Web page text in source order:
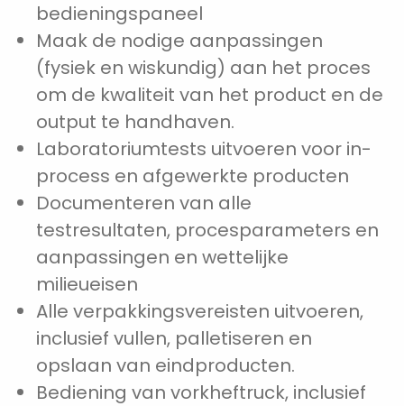
bedieningspaneel
Maak de nodige aanpassingen
(fysiek en wiskundig) aan het proces
om de kwaliteit van het product en de
output te handhaven.
Laboratoriumtests uitvoeren voor in-
process en afgewerkte producten
Documenteren van alle
testresultaten, procesparameters en
aanpassingen en wettelijke
milieueisen
Alle verpakkingsvereisten uitvoeren,
inclusief vullen, palletiseren en
opslaan van eindproducten.
Bediening van vorkheftruck, inclusief